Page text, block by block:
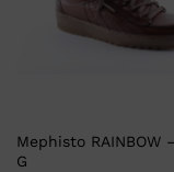
Mephisto RAINBOW
G